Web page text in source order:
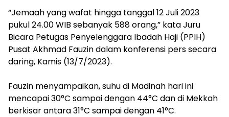
“Jemaah yang wafat hingga tanggal 12 Juli 2023
pukul 24.00 WIB sebanyak 588 orang,” kata Juru
Bicara Petugas Penyelenggara Ibadah Haji (PPIH)
Pusat Akhmad Fauzin dalam konferensi pers secara
daring, Kamis (13/7/2023).
Fauzin menyampaikan, suhu di Madinah hari ini
mencapai 30°C sampai dengan 44°C dan di Mekkah
berkisar antara 31°C sampai dengan 41°C.